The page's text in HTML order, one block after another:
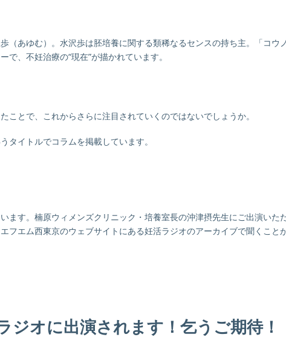
（あゆむ）。水沢歩は胚培養に関する類稀なるセンスの持ち主。「コウ
、不妊治療の“現在”が描かれています。
とで、これからさらに注目されていくのではないでしょうか。
タイトルでコラムを掲載しています。
ます。楠原ウィメンズクリニック・培養室長の沖津摂先生にご出演いた
フエム西東京のウェブサイトにある妊活ラジオのアーカイブで聞くこと
ジオに出演されます！乞うご期待！